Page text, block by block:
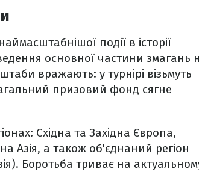
події в історії
основної частини змагань
вражають: у турнірі візьмуть
призовий фонд сягне
Східна та Західна Європа,
Азія, а також об'єднаний регіон
Боротьба триває на